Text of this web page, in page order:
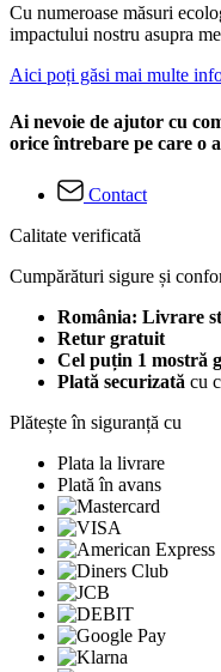
Cu numeroase măsuri
impactului nostru asupra
Aici poți găsi mai multe
Ai nevoie de ajutor cu
orice întrebare pe care o
Contact
Calitate verificată
Cumpărături sigure și
România: Livrare
Retur gratuit
Cel puțin 1 mostră
Plată securizată cu
Plătește în siguranță cu
Plata la livrare
Plată în avans